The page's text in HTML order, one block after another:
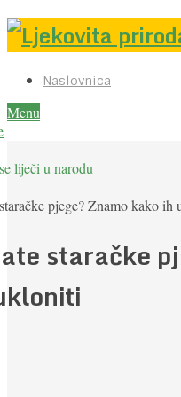
Naslovnica
Menu
liječi u narodu
pjege? Znamo kako ih
staračke